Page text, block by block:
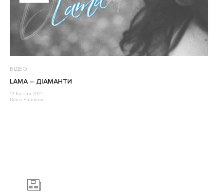
ВІДЕО
LAMA – ДІАМАНТИ
19 Квітня 2021
Denis Putintsev